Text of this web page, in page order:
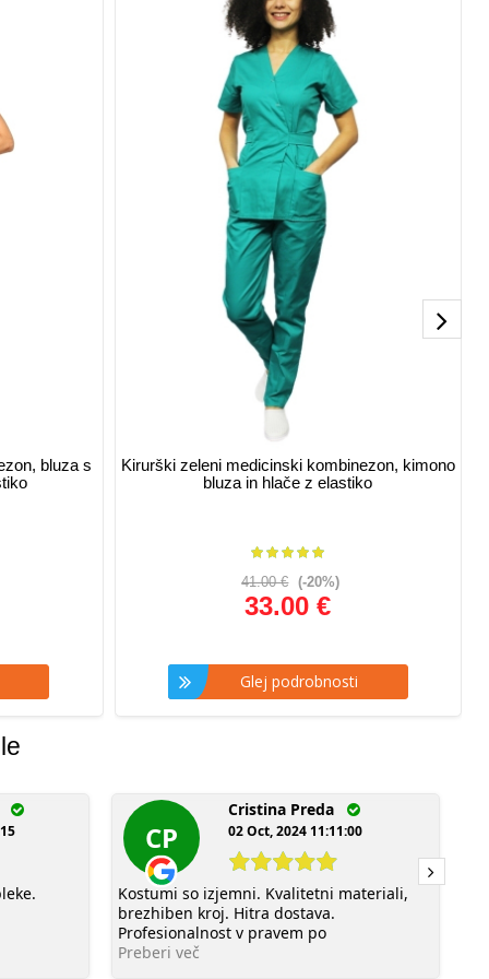
bluza s
Kirurški zeleni medicinski kombinezon, kimono
bluza in hlače z elastiko
41.00 € (-20%)
33.00 €
Glej podrobnosti
CP
Cristina Preda
02 Oct, 2024 11:11:00
Kostumi so izjemni. Kvalitetni materiali,
brezhiben kroj. Hitra dostava.
Profesionalnost v pravem po
Preberi več